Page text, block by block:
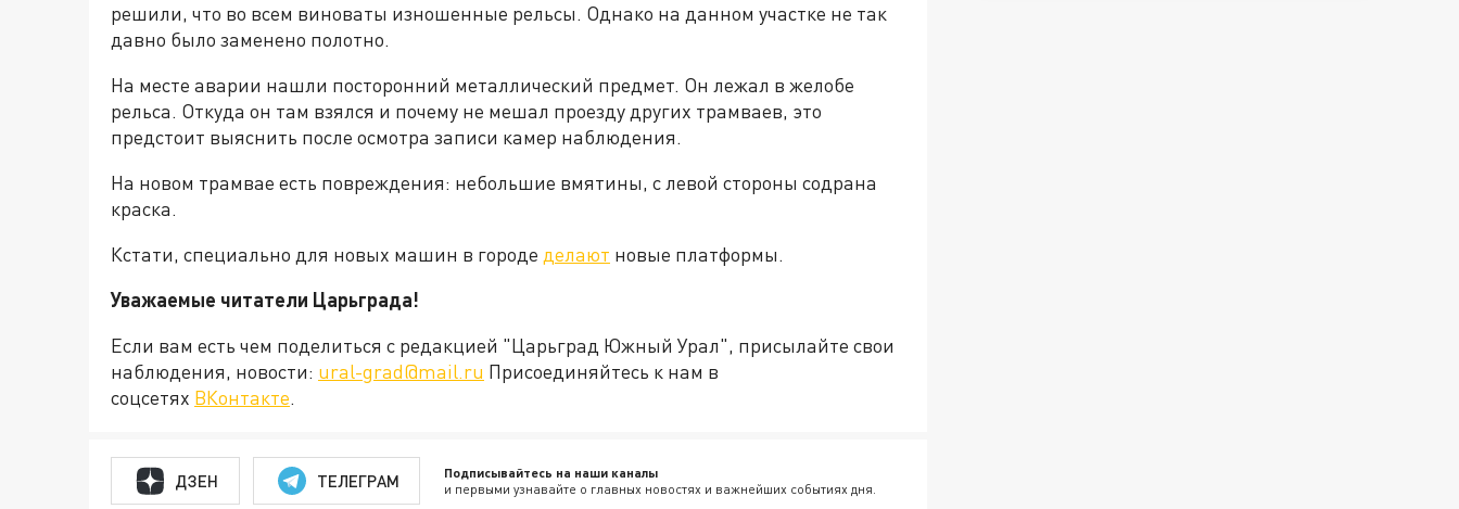
решили, что во всем виноваты изношенные рельсы. Однако на данном участке не так
давно было заменено полотно.
На месте аварии нашли посторонний металлический предмет. Он лежал в желобе
рельса. Откуда он там взялся и почему не мешал проезду других трамваев, это
предстоит выяснить после осмотра записи камер наблюдения.
На новом трамвае есть повреждения: небольшие вмятины, с левой стороны содрана
краска.
Кстати, специально для новых машин в городе делают новые платформы.
Уважаемые читатели Царьграда!
Если вам есть чем поделиться с редакцией "Царьград Южный Урал", присылайте свои
наблюдения, новости: ural-grad@mail.ru Присоединяйтесь к нам в
соцсетях ВКонтакте.
ДЗЕН ТЕЛЕГРАМ Подписывайтесь на наши каналы
и первыми узнавайте о главных новостях и важнейших событиях дня.